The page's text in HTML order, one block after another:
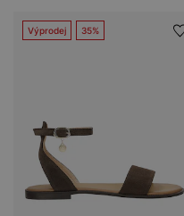
Výprodej 35%